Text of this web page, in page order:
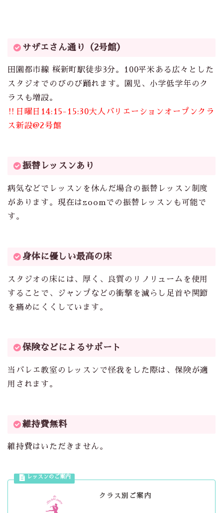
サザエさん通り（2号館）
田園都市線 桜新町駅徒歩3分。100平米ある広々とした
スタジオでのびのび踊れます。園児、小学低学年のク
ラスも増設。
‼︎日曜日14:15-15:30大人バリエーションオープンクラ
ス新設@2号館
振替レッスンあり
病気などでレッスンを休んだ場合の振替レッスン制度
があります。現在はzoomでの振替レッスンも可能で
す。
身体に優しい最高の床
スタジオの床には、厚く、良質のリノリュームを使用
することで、ジャンプなどの衝撃を減らし足首や関節
を痛めにくくしています。
保険などによるサポート
当バレエ教室のレッスンで怪我をした際は、保険が適
用されます。
維持費無料
維持費はいただきません。
クラス別ご案内